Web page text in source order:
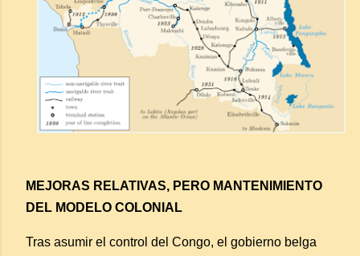
MEJORAS RELATIVAS, PERO MANTENIMIENTO
DEL MODELO COLONIAL
Tras asumir el control del Congo, el gobierno belga